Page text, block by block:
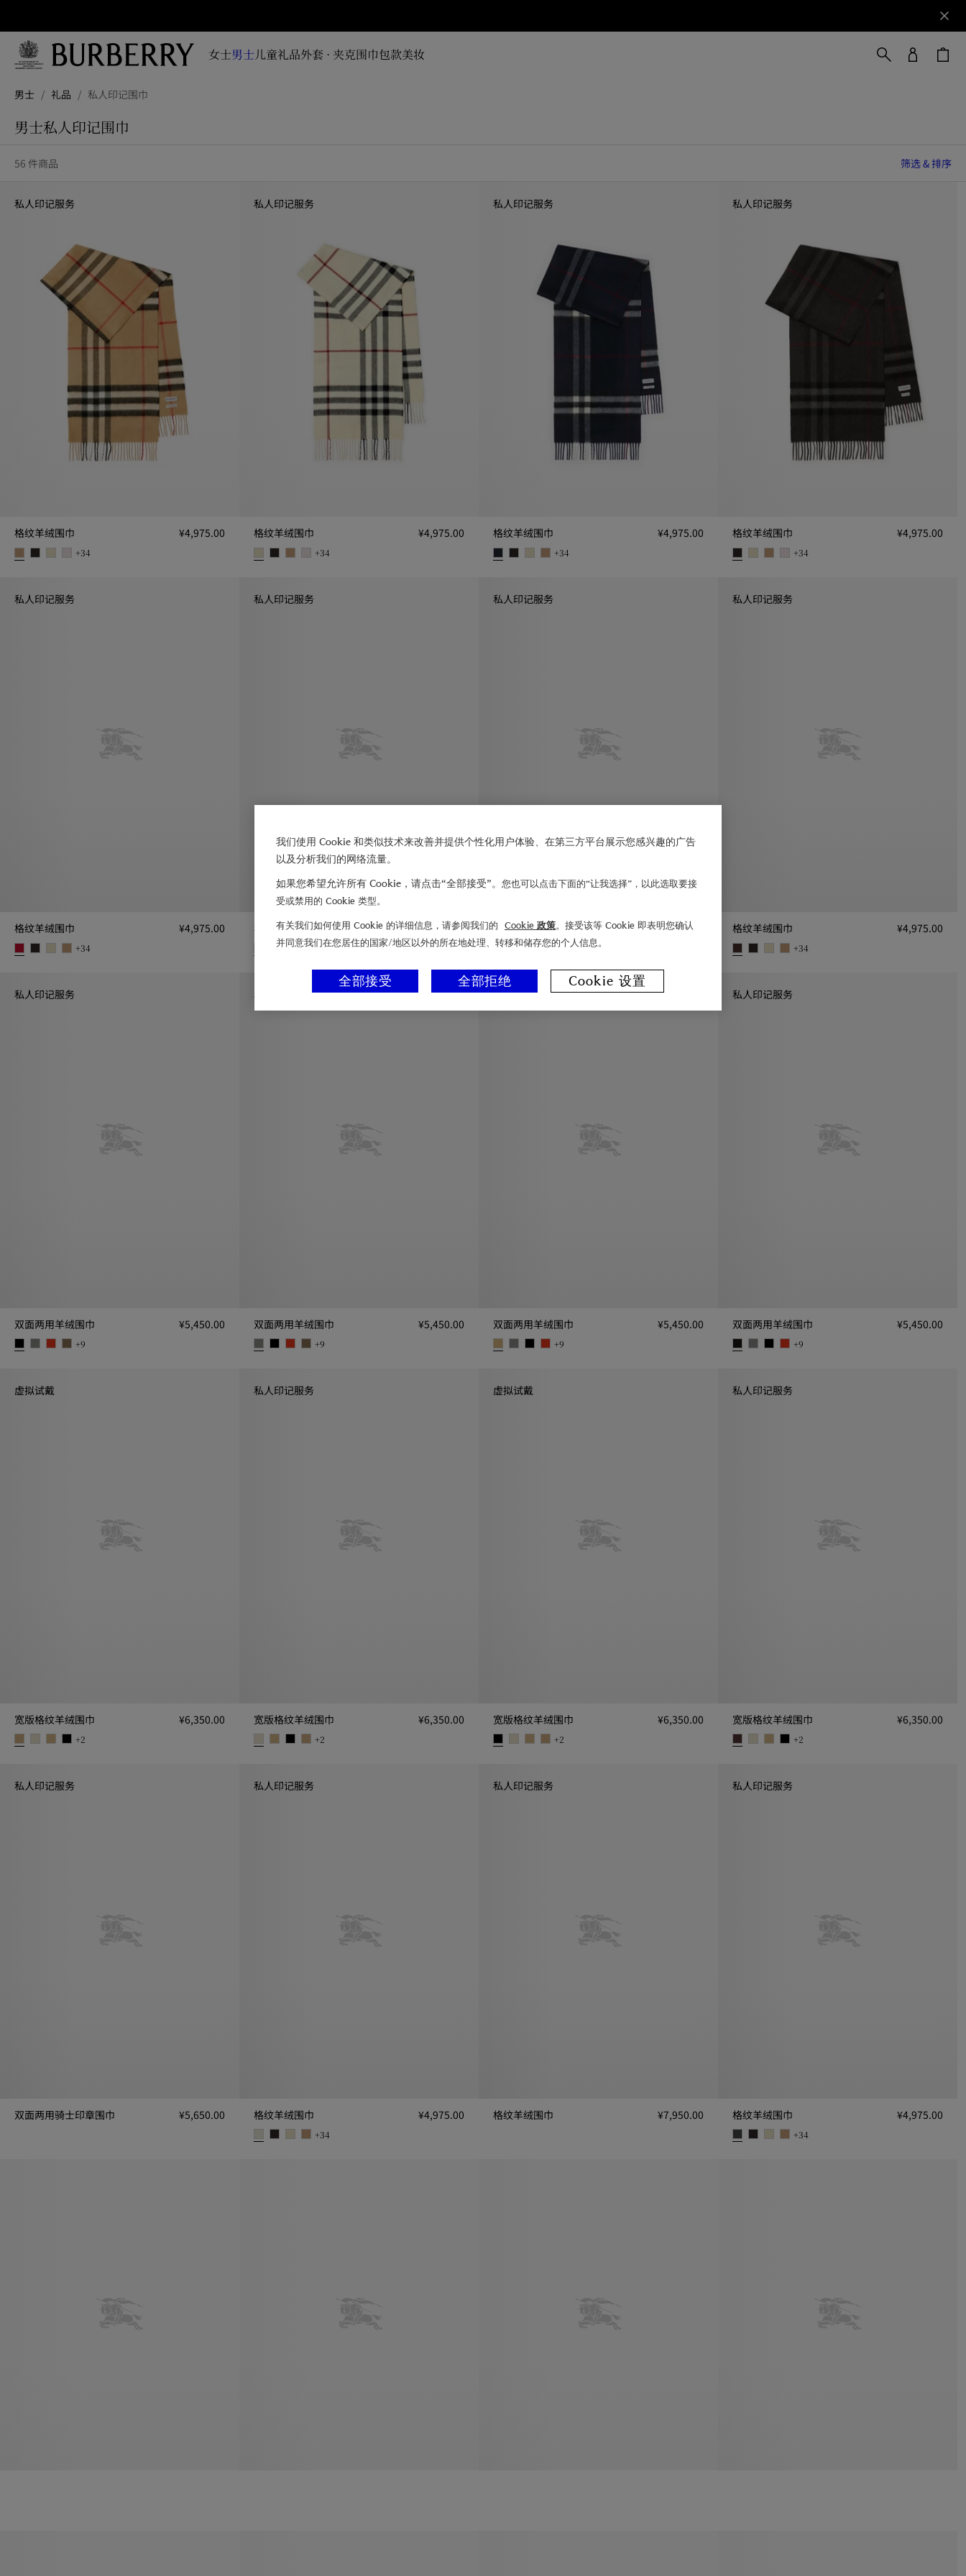
即时
掌握
品牌
系
广告
大片
计故
女士男士儿童礼品外套 · 夹克围巾包款美妆
男士 / 礼品 / 私人印记围巾
男士私人印记围巾
56 件商品 筛选 & 排序
私人印记服务
格纹羊绒围巾 ¥4,975.00
+34
私人印记服务
格纹羊绒围巾 ¥4,975.00
+34
私人印记服务
格纹羊绒围巾 ¥4,975.00
+34
私人印记服务
格纹羊绒围巾 ¥4,975.00
+34
私人印记服务
格纹羊绒围巾 ¥4,975.00
+34
私人印记服务
格纹羊绒围巾 ¥4,975.00
+34
私人印记服务
格纹羊绒围巾 ¥4,975.00
+34
私人印记服务
格纹羊绒围巾 ¥4,975.00
+34
私人印记服务
双面两用羊绒围巾 ¥5,450.00
+9
私人印记服务
双面两用羊绒围巾 ¥5,450.00
+9
私人印记服务
双面两用羊绒围巾 ¥5,450.00
+9
私人印记服务
双面两用羊绒围巾 ¥5,450.00
+9
虚拟试戴
宽版格纹羊绒围巾 ¥6,350.00
+2
私人印记服务
宽版格纹羊绒围巾 ¥6,350.00
+2
虚拟试戴
宽版格纹羊绒围巾 ¥6,350.00
+2
私人印记服务
宽版格纹羊绒围巾 ¥6,350.00
+2
私人印记服务
双面两用骑士印章围巾
¥5,650.00
私人印记服务
格纹羊绒围巾 ¥4,975.00
+34
私人印记服务
格纹羊绒围巾
¥7,950.00
私人印记服务
格纹羊绒围巾 ¥4,975.00
+34
我们使用 Cookie 和类似技术来改善并提供个性化用户体验、在第三方平台展示您感兴趣的广告
以及分析我们的网络流量。
如果您希望允许所有 Cookie，请点击“全部接受”。 您也可以点击下面的“让我选择”，以此选取要接
受或禁用的 Cookie 类型。
有关我们如何使用 Cookie 的详细信息，请参阅我们的 Cookie 政策。接受该等 Cookie 即表明您确认
并同意我们在您居住的国家/地区以外的所在地处理、转移和储存您的个人信息。
全部拒绝
全部接受 Cookie 设置